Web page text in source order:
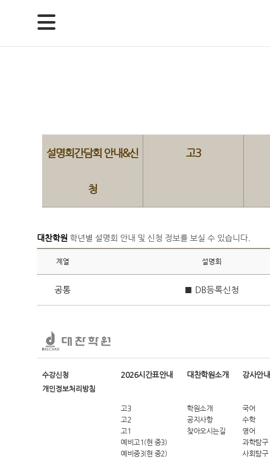
설명회간담회 안내&신
청
고3
대찬학원 학년별 설명회 안내 및 신청 정보를 보실 수 있습니다.
계열 설명회
공통 ■ DB등록신청
수강신청
개인정보처리방침
2026시간표안내
고3
고2
고1
예비고1(현 중3)
예비중3(현 중2)
대찬학원소개
학원소개
공지사항
찾아오시는길
강사안내
국어
수학
영어
과학탐구
사회탐구